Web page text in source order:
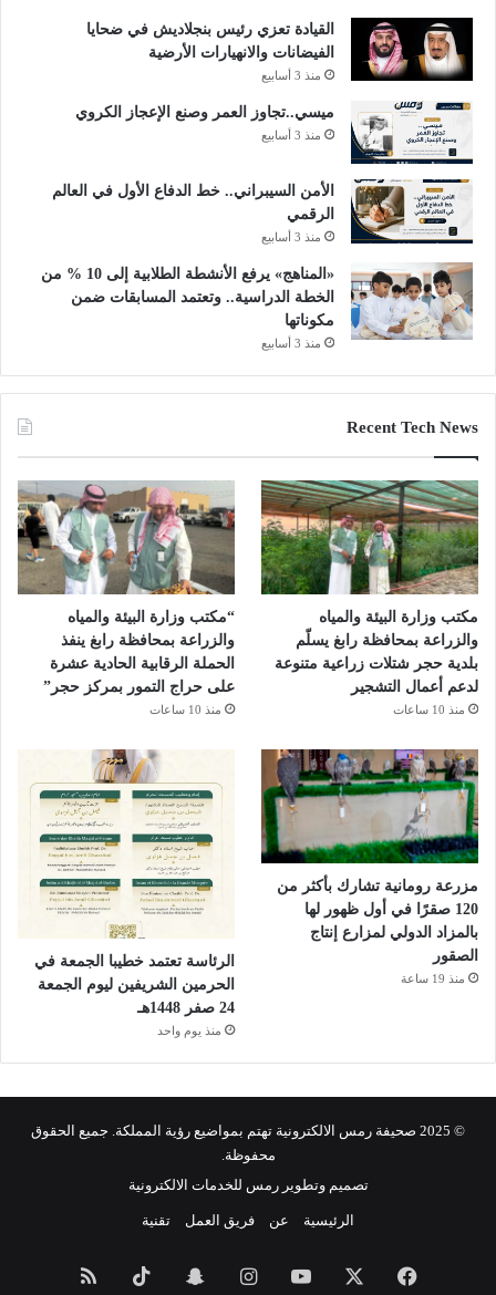
القيادة تعزي رئيس بنجلاديش في ضحايا
الفيضانات والانهيارات الأرضية
منذ 3 أسابيع
ميسي..تجاوز العمر وصنع الإعجاز الكروي
منذ 3 أسابيع
الأمن السيبراني.. خط الدفاع الأول في العالم
الرقمي
منذ 3 أسابيع
«المناهج» يرفع الأنشطة الطلابية إلى 10 % من
الخطة الدراسية.. وتعتمد المسابقات ضمن
مكوناتها
منذ 3 أسابيع
Recent Tech News
مكتب وزارة البيئة والمياه
والزراعة بمحافظة رابغ يسلّم
بلدية حجر شتلات زراعية متنوعة
لدعم أعمال التشجير
منذ 10 ساعات
“مكتب وزارة البيئة والمياه
والزراعة بمحافظة رابغ ينفذ
الحملة الرقابية الحادية عشرة
على حراج التمور بمركز حجر”
منذ 10 ساعات
مزرعة رومانية تشارك بأكثر من
120 صقرًا في أول ظهور لها
بالمزاد الدولي لمزارع إنتاج
الصقور
منذ 19 ساعة
الرئاسة تعتمد خطيبا الجمعة في
الحرمين الشريفين ليوم الجمعة
24 صفر 1448هـ
منذ يوم واحد
© 2025 صحيفة رمس الالكترونية تهتم بمواضيع رؤية المملكة. جميع الحقوق
محفوظة.
تصميم وتطوير رمس للخدمات الالكترونية
الرئيسية عن فريق العمل تقنية
فيسبوك ‫YouTubeانستقرامسناب ‫TikTok